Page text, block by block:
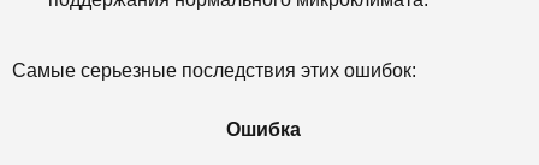
Самые серьезные последствия этих ошибок:
Ошибка